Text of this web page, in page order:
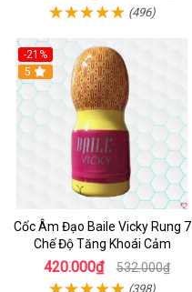
(496)
-21%
5
Cốc Âm Đạo Baile Vicky Rung 7
Chế Độ Tăng Khoái Cảm
420.000₫ 532.000₫
(398)